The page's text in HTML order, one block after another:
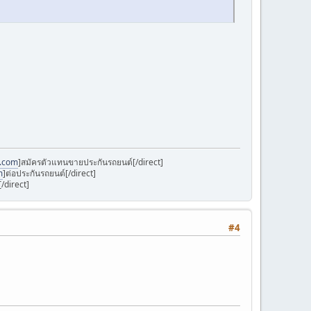
]สมัครตัวแทนขายประกันรถยนต์[/direct]
]ต่อประกันรถยนต์[/direct]
direct]
#4